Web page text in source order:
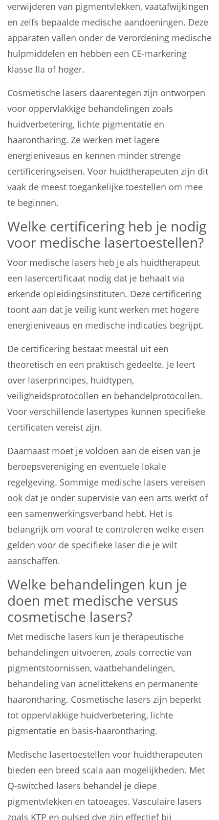
verwijderen van pigmentvlekken, vaatafwijkingen
en zelfs bepaalde medische aandoeningen. Deze
apparaten vallen onder de Verordening medische
hulpmiddelen en hebben een CE-markering
klasse IIa of hoger.
Cosmetische lasers daarentegen zijn ontworpen
voor oppervlakkige behandelingen zoals
huidverbetering, lichte pigmentatie en
haarontharing. Ze werken met lagere
energieniveaus en kennen minder strenge
certificeringseisen. Voor huidtherapeuten zijn dit
vaak de meest toegankelijke toestellen om mee
te beginnen.
Welke certificering heb je nodig
voor medische lasertoestellen?
Voor medische lasers heb je als huidtherapeut
een lasercertificaat nodig dat je behaalt via
erkende opleidingsinstituten. Deze certificering
toont aan dat je veilig kunt werken met hogere
energieniveaus en medische indicaties begrijpt.
De certificering bestaat meestal uit een
theoretisch en een praktisch gedeelte. Je leert
over laserprincipes, huidtypen,
veiligheidsprotocollen en behandelprotocollen.
Voor verschillende lasertypes kunnen specifieke
certificaten vereist zijn.
Daarnaast moet je voldoen aan de eisen van je
beroepsvereniging en eventuele lokale
regelgeving. Sommige medische lasers vereisen
ook dat je onder supervisie van een arts werkt of
een samenwerkingsverband hebt. Het is
belangrijk om vooraf te controleren welke eisen
gelden voor de specifieke laser die je wilt
aanschaffen.
Welke behandelingen kun je
doen met medische versus
cosmetische lasers?
Met medische lasers kun je therapeutische
behandelingen uitvoeren, zoals correctie van
pigmentstoornissen, vaatbehandelingen,
behandeling van acnelittekens en permanente
haarontharing. Cosmetische lasers zijn beperkt
tot oppervlakkige huidverbetering, lichte
pigmentatie en basis-haarontharing.
Medische lasertoestellen voor huidtherapeuten
bieden een breed scala aan mogelijkheden. Met
Q-switched lasers behandel je diepe
pigmentvlekken en tatoeages. Vasculaire lasers
zoals KTP en pulsed dye zijn effectief bij